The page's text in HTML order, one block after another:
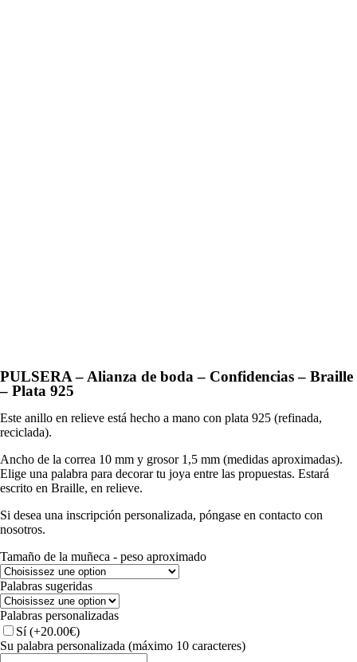
PULSERA – Alianza de boda – Confidencias – Braille
– Plata 925
Este anillo en relieve está hecho a mano con plata 925 (refinada,
reciclada).
Ancho de la correa 10 mm y grosor 1,5 mm (medidas aproximadas).
Elige una palabra para decorar tu joya entre las propuestas. Estará
escrito en Braille, en relieve.
Si desea una inscripción personalizada, póngase en contacto con
nosotros.
Tamaño de la muñeca - peso aproximado
Palabras sugeridas
Palabras personalizadas
Sí(+20.00€)
Su palabra personalizada (máximo 10 caracteres)